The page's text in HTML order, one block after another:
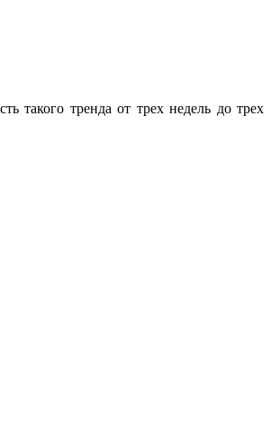
такого тренда от трех недель до трех